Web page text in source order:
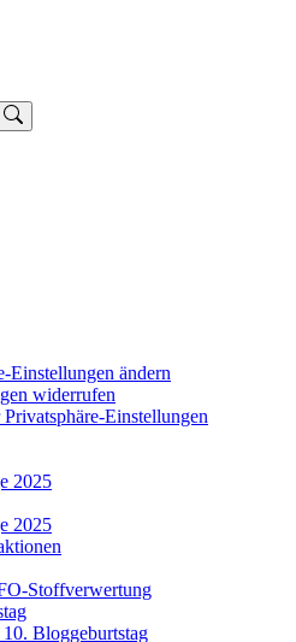
Einstellungen ändern
widerrufen
Einstellungen
2025
2025
Stoffverwertung
Bloggeburtstag